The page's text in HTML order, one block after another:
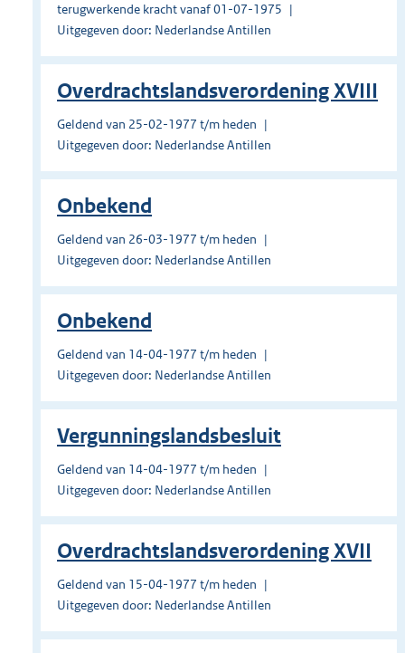
terugwerkende kracht vanaf 01-07-1975
Uitgegeven door: Nederlandse Antillen
Overdrachtslandsverordening XVIII
Geldend van 25-02-1977 t/m heden
Uitgegeven door: Nederlandse Antillen
Onbekend
Geldend van 26-03-1977 t/m heden
Uitgegeven door: Nederlandse Antillen
Onbekend
Geldend van 14-04-1977 t/m heden
Uitgegeven door: Nederlandse Antillen
Vergunningslandsbesluit
Geldend van 14-04-1977 t/m heden
Uitgegeven door: Nederlandse Antillen
Overdrachtslandsverordening XVII
Geldend van 15-04-1977 t/m heden
Uitgegeven door: Nederlandse Antillen